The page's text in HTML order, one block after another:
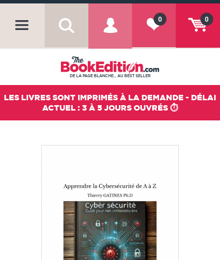
0
0
DE LA PAGE BLANCHE... AU BEST SELLER
LES LIVRES SONT IMPRIMÉS À LA DEMANDE - DÉLAI
ACTUEL : 3 À 5 JOURS OUVRÉS ⏱️